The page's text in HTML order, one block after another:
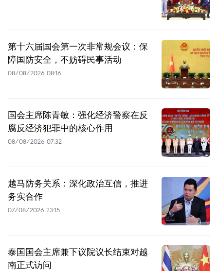
第十六届国会第一次非常规会议：保
障国防安全，不妨碍民事活动
08/08/2026 08:16
国会主席陈青敏：强化经济警察在反
腐反经济犯罪中的核心作用
08/08/2026 07:32
越马防务关系：深化政治互信，推进
务实合作
07/08/2026 23:15
泰国国会主席兼下议院议长结束对越
南正式访问